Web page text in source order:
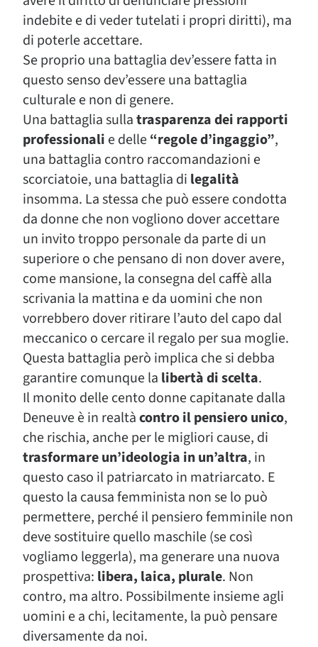
indebite e di veder tutelati i propri diritti), ma
di poterle accettare.
Se proprio una battaglia dev’essere fatta in
questo senso dev’essere una battaglia
culturale e non di genere.
Una battaglia sullatrasparenza dei rapporti
professionali e delle“regole d’ingaggio”,
una battaglia contro raccomandazioni e
scorciatoie, una battaglia di legalità
insomma. La stessa che può essere condotta
da donne che non vogliono dover accettare
un invito troppo personale da parte di un
superiore o che pensano di non dover avere,
come mansione, la consegna del caffè alla
scrivania la mattina e da uomini che non
vorrebbero dover ritirare l’auto del capo dal
meccanico o cercare il regalo per sua moglie.
Questa battaglia però implica che si debba
garantire comunque la libertà di scelta.
Il monito delle cento donne capitanate dalla
Deneuve è in realtàcontro il pensiero unico,
che rischia, anche per le migliori cause, di
trasformare un’ideologia in un’altra, in
questo caso il patriarcato in matriarcato. E
questo la causa femminista non se lo può
permettere, perché il pensiero femminile non
deve sostituire quello maschile (se così
vogliamo leggerla), ma generare una nuova
prospettiva: libera, laica, plurale. Non
contro, ma altro. Possibilmente insieme agli
uomini e a chi, lecitamente, la può pensare
diversamente da noi.